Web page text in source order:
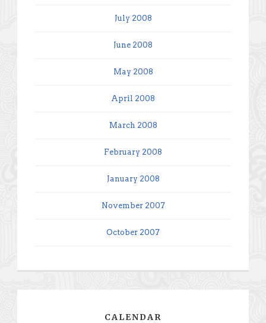
July 2008
June 2008
May 2008
April 2008
March 2008
February 2008
January 2008
November 2007
October 2007
CALENDAR